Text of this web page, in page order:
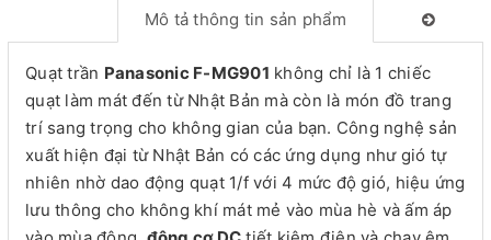
Mô tả thông tin sản phẩm
Quạt trần Panasonic F-MG901 không chỉ là 1 chiếc
quạt làm mát đến từ Nhật Bản mà còn là món đồ trang
trí sang trọng cho không gian của bạn. Công nghệ sản
xuất hiện đại từ Nhật Bản có các ứng dụng như gió tự
nhiên nhờ dao động quạt 1/f với 4 mức độ gió, hiệu ứng
lưu thông cho không khí mát mẻ vào mùa hè và ấm áp